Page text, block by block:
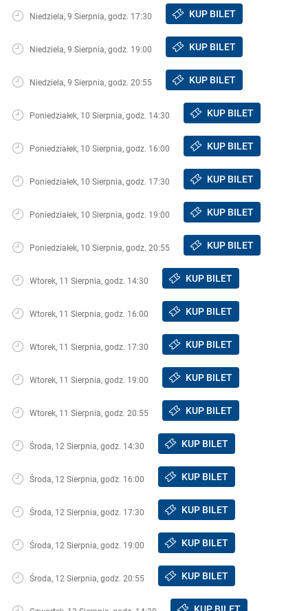
Niedziela, 9 Sierpnia, godz. 17:30 KUP BILET
Niedziela, 9 Sierpnia, godz. 19:00 KUP BILET
Niedziela, 9 Sierpnia, godz. 20:55 KUP BILET
Poniedziałek, 10 Sierpnia, godz. 14:30 KUP BILET
Poniedziałek, 10 Sierpnia, godz. 16:00 KUP BILET
Poniedziałek, 10 Sierpnia, godz. 17:30 KUP BILET
Poniedziałek, 10 Sierpnia, godz. 19:00 KUP BILET
Poniedziałek, 10 Sierpnia, godz. 20:55 KUP BILET
Wtorek, 11 Sierpnia, godz. 14:30 KUP BILET
Wtorek, 11 Sierpnia, godz. 16:00 KUP BILET
Wtorek, 11 Sierpnia, godz. 17:30 KUP BILET
Wtorek, 11 Sierpnia, godz. 19:00 KUP BILET
Wtorek, 11 Sierpnia, godz. 20:55 KUP BILET
Środa, 12 Sierpnia, godz. 14:30 KUP BILET
Środa, 12 Sierpnia, godz. 16:00 KUP BILET
Środa, 12 Sierpnia, godz. 17:30 KUP BILET
Środa, 12 Sierpnia, godz. 19:00 KUP BILET
Środa, 12 Sierpnia, godz. 20:55 KUP BILET